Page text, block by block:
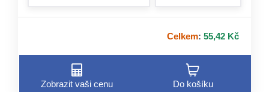
Celkem: 55,42 Kč
Zobrazit vaši cenu Do košíku